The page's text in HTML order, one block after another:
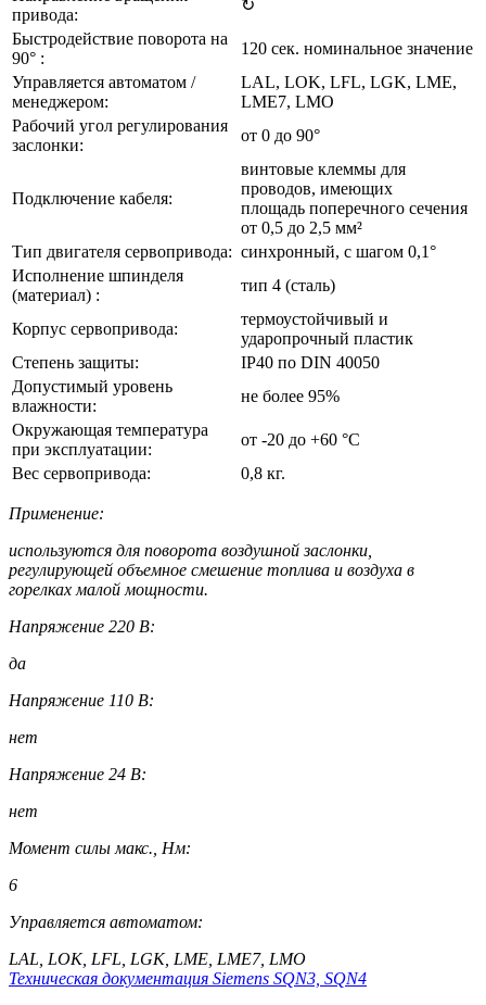
привода:
↻
Быстродействие поворота на
90° :
120 сек. номинальное значение
Управляется автоматом /
менеджером:
LAL, LOK, LFL, LGK, LME,
LME7, LMO
Рабочий угол регулирования
заслонки:
от 0 до 90°
Подключение кабеля:
винтовые клеммы для
проводов, имеющих
площадь поперечного сечения
от 0,5 до 2,5 мм²
Тип двигателя сервопривода: синхронный, с шагом 0,1°
Исполнение шпинделя
(материал) :
тип 4 (сталь)
Корпус сервопривода:
термоустойчивый и
ударопрочный пластик
Степень защиты:
IP40 по DIN 40050
Допустимый уровень
влажности:
не более 95%
Окружающая температура
при эксплуатации:
от -20 до +60 °С
Вес сервопривода:
0,8 кг.
Применение:
используются для поворота воздушной заслонки,
регулирующей объемное смешение топлива и воздуха в
горелках малой мощности.
Напряжение 220 В:
да
Напряжение 110 В:
нет
Напряжение 24 В:
нет
Момент силы макс., Нм:
6
Управляется автоматом:
LAL, LOK, LFL, LGK, LME, LME7, LMO
Техническая документация Siemens SQN3, SQN4